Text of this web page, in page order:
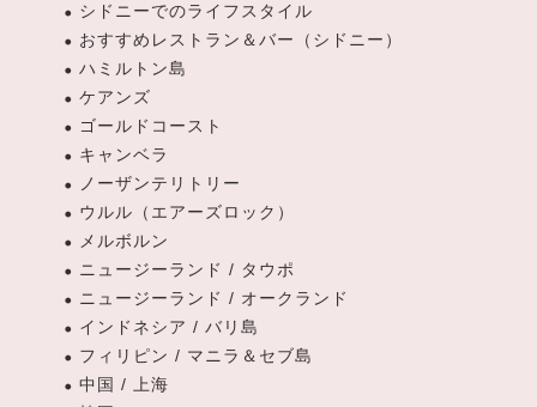
シドニーでのライフスタイル
おすすめレストラン＆バー（シドニー）
ハミルトン島
ケアンズ
ゴールドコースト
キャンベラ
ノーザンテリトリー
ウルル（エアーズロック）
メルボルン
ニュージーランド / タウポ
ニュージーランド / オークランド
インドネシア / バリ島
フィリピン / マニラ＆セブ島
中国 / 上海